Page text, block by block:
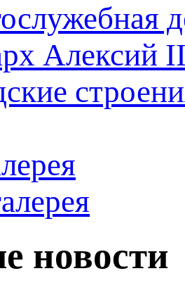
Алексий
новости